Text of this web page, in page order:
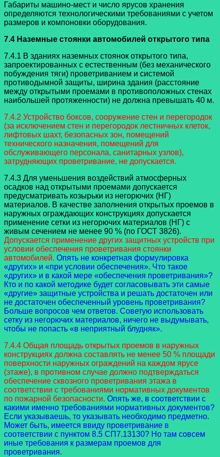
Габариты машино-мест и число ярусов хранения
определяются технологическими требованиями с учетом
размеров и компоновки оборудования.
7.4 Наземные стоянки автомобилей открытого типа
7.4.1 В зданиях наземных стоянок открытого типа,
запроектированных с естественным (без механического
побуждения тяги) проветриванием и системой
противодымной защиты, ширина здания (расстояние
между открытыми проемами в противоположных стенах
наибольшей протяженности) не должна превышать 40 м.
7.4.2 Устройство боксов, сооружение стен и перегородок
(за исключением стен и перегородок лестничных клеток,
лифтовых шахт, безопасных зон, помещений
технического назначения, помещений для
обслуживающего персонала, санитарных узлов),
затрудняющих проветривание, не допускается.
7.4.3 Для уменьшения воздействий атмосферных
осадков над открытыми проемами допускается
предусматривать козырьки из негорючих (НГ)
материалов. В качестве заполнения открытых проемов в
наружных ограждающих конструкциях допускается
применение сетки из негорючих материалов (НГ) с
живым сечением не менее 90 % (по ГОСТ 3826).
Допускается применение других защитных устройств при
условии обеспечения проветривания стоянки
автомобилей. Опять не конкретная формулировка
«других» и «при условии обеспечения». Что такое
«других» и в какой мере «обеспечения проветривания»?
Кто и по какой методике будет согласовывать эти самые
«другие» защитные устройства и решать достаточен или
не достаточен обеспеченный уровень проветривания?
Больше вопросов чем ответов. Советую использовать
сетку из негорючих материалов, ничего не выдумывать,
чтобы не попасть «в неприятный блудняк».
7.4.4 Общая площадь открытых проемов в наружных
конструкциях должна составлять не менее 50 % площади
поверхности наружных ограждений на каждом ярусе
(этаже), в противном случае должно подтверждаться
обеспечение сквозного проветривания этажа в
соответствии с требованиями нормативных документов
по пожарной безопасности. Опять же, в соответствии с
какими именно требованиями нормативных документов?
Если указываешь, то указывать необходимо предметно.
Может быть, имеется ввиду проветривание в
соответствии с пунктом 8.5 СП7.13130? Но там совсем
иные требования к размерам проемов для
проветривания.